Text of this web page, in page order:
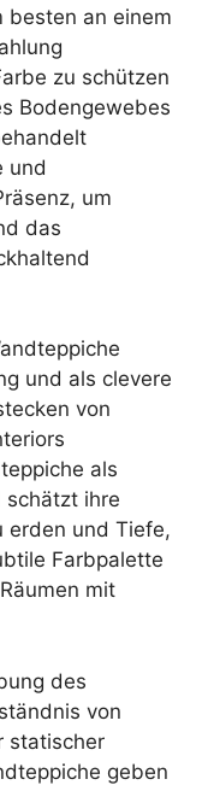
besten an einem
zu schützen
Bodengewebes
und
um
das
und als clevere
von
als
schätzt ihre
erden und Tiefe,
Farbpalette
mit
des
von
statischer
geben